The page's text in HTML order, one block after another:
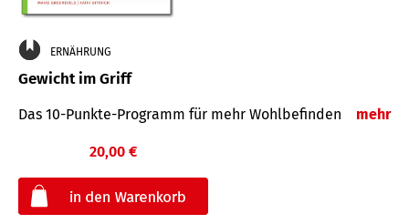
ERNÄHRUNG
Gewicht im Griff
Das 10-Punkte-Programm für mehr Wohlbefinden mehr
20,00 €